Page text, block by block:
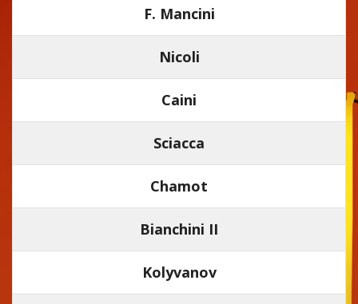
F. Mancini
Nicoli
Caini
Sciacca
Chamot
Bianchini II
Kolyvanov